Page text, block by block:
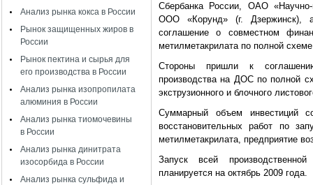
Анализ рынка кокса в России
Рынок защищенных жиров в
России
Рынок пектина и сырья для
его производства в России
Анализ рынка изопропилата
алюминия в России
Анализ рынка тиомочевины
в России
Анализ рынка динитрата
изосорбида в России
Анализ рынка сульфида и
Сбербанка России, ОАО «Научно-
ООО «Корунд» (г. Дзержинск),
соглашение о совместном
метилметакрилата по полной
Стороны пришли к
производства на ДОС по полной
экструзионного и блочного
Суммарный объем инвестиций
восстановительных работ по
метилметакрилата, предприятие
Запуск всей
планируется на октябрь 2009 года.